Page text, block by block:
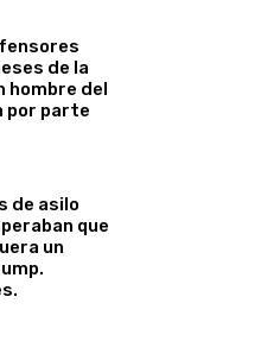
de la
hombre del
por parte
de asilo
que
un